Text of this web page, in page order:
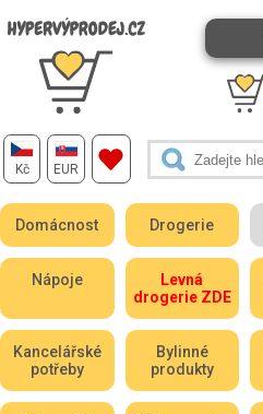
Kč EUR
Domácnost Drogerie
Nápoje
Levná
drogerie ZDE
Kancelářské
potřeby
Bylinné
produkty